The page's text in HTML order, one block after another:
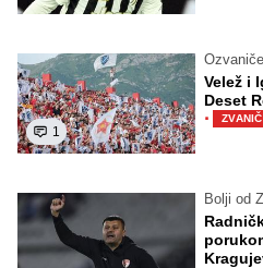
1
Velež i
Deset
·
Bolji od